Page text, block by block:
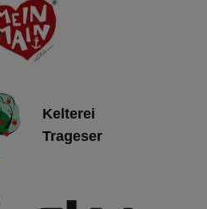
Kelterei
Trageser